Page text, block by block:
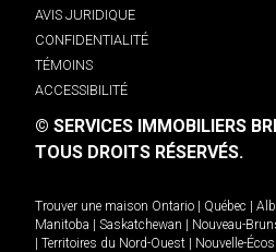
AVIS JURIDIQUE
CONFIDENTIALITÉ
TÉMOINS
ACCESSIBILITÉ
© SERVICES IMMOBILIERS
TOUS DROITS RÉSERVÉS.
Trouver une maison Ontario Québec
Manitoba
Saskatchewan Nouveau-
Territoires du Nord-Ouest Nouvelle-